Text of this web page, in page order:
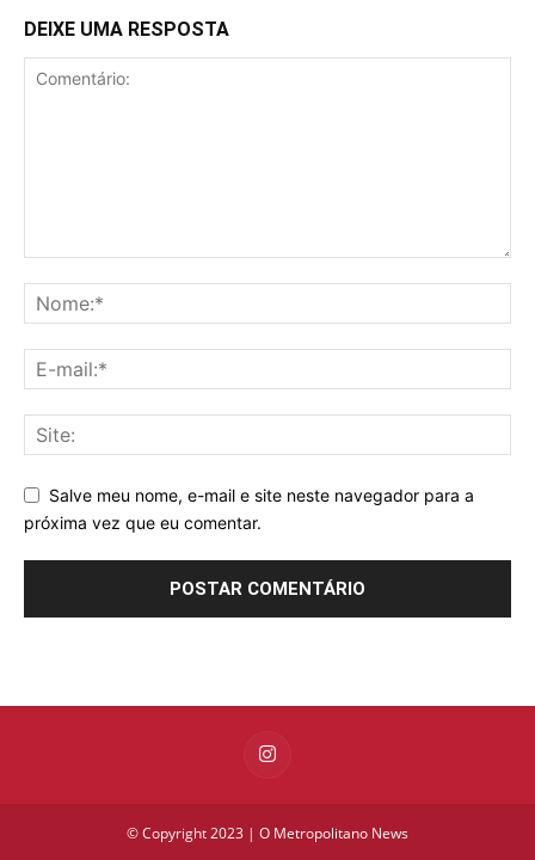
DEIXE UMA RESPOSTA
Salve meu nome, e-mail e site neste navegador para a
próxima vez que eu comentar.
© Copyright 2023 | O Metropolitano News